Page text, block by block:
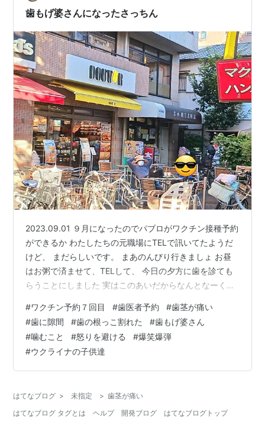
さん…
歯もげ婆さんになったさっちん
2023.09.01 ９月になったのでパブロがワクチン接種予約
ができるか わたしたちの元職場にTELで訊いてたようだ
けど、 まだらしいです。 まあのんびり行きましょ お昼
はお粥で済ませて、TELして、 今日の夕方に歯を診ても
らうことにしました 実はこのあいだからなんとなーく、
出っ歯になりそうな感覚はあったんですよね それで、こ
のあいだ歯を見たら、 作った前歯と そのお隣さんとの間
に くっきりと 立派な隙間が出来てるでは ないか レント
ゲン撮ったら、 作った前歯に本物の根っ子があったの
に、 それが割れてるってわけ。はあ、 どおりで、ここ３
#ワクチン予約７回目 #歯医者予約 #歯茎が痛い
#歯に隙間 #歯の根っこ割れた #歯もげ婆さん
#噛むこと #怒りを避ける #爆笑爆弾
#ウクライナの子供達
はてなブログ > 未指定 > 歯茎が痛い
はてなブログ タグとは
ヘルプ 開発ブログ はてなブログトップ